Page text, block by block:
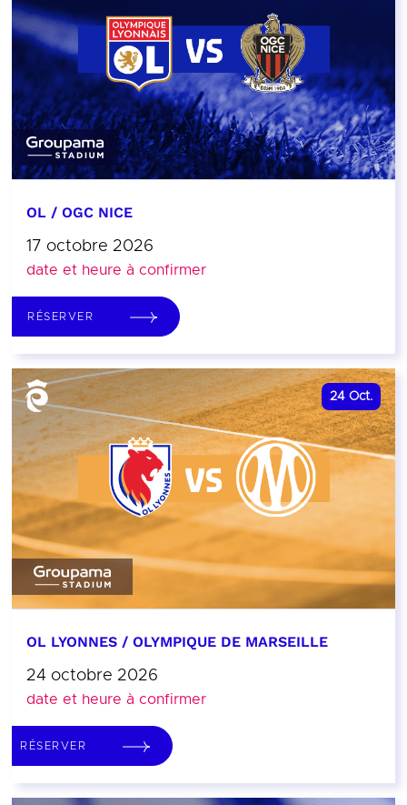
OL / OGC NICE
17 octobre 2026
date et heure à confirmer
RÉSERVER
24 Oct.
OL LYONNES / OLYMPIQUE DE MARSEILLE
24 octobre 2026
date et heure à confirmer
RÉSERVER